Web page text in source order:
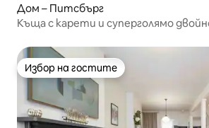
Дом – Питсбърг
Къща с карети и суперголямо
Избор на гостите
Избор на гостите